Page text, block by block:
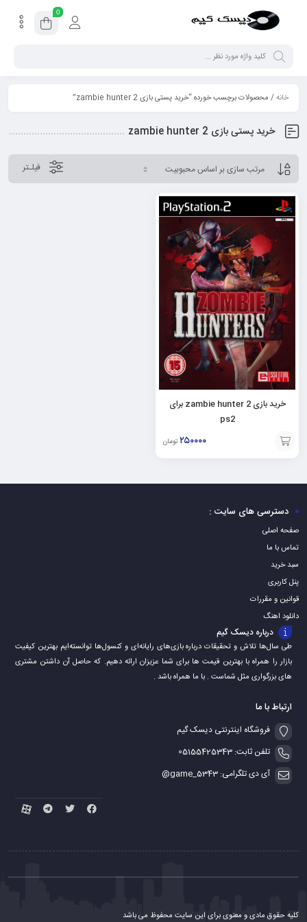
0
خانه/ محصولات برچسب خورده “خرید پستی بازی zambie hunter 2”
خرید پستی بازی zambie hunter 2
فیلـتر
خرید بازی zambie hunter 2 برای
ps2
۲۵۰۰۰۰ تومان
افزودن
به
دسترسی های سایت :
صفحه اصلی
تماس با ما
سبد خرید
پنل کاربری
قوانین و مقررات
دانلود اهنگ
درباره دیسک گیم
طی سال‌ها تلاش و تحقیقات درباره بازی‌های رایانه‌ای و کنسول‌ها توانسته‌ایم بهترین کیفیت
بازار را همراه با بهترین قیمت ها برای شما عزیزان ارائه دهیم. که حاصل آن داشتن مشتری
های بزرگواری مثل شماست . با ما همراه باشد .
ارتباط با ما
فروشگاه اینترنتی دیسک گیم
تلفن ثابت: 05155425343
آی دی تلگرامی: game_5343@
کلیه حقوق مادی و معنوی برای این سایت محفوظ می باشد